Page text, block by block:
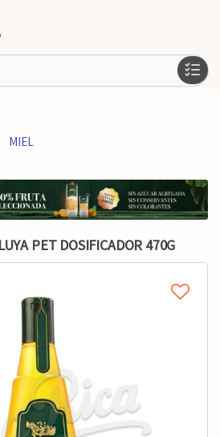
MIEL
PET DOSIFICADOR 470G